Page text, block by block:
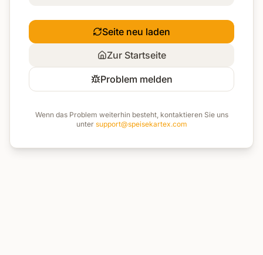
Seite neu laden
Zur Startseite
Problem melden
Wenn das Problem weiterhin besteht, kontaktieren Sie uns
unter support@speisekartex.com